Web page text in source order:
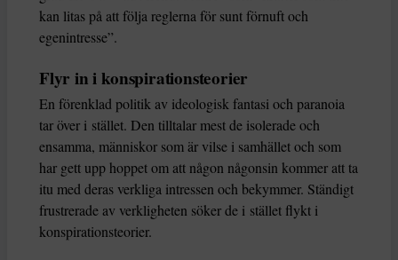
kan litas på att följa reglerna för sunt förnuft och
egenintresse”.
Flyr in i konspirationsteorier
En förenklad politik av ideologisk fantasi och paranoia
tar över i stället. Den tilltalar mest de isolerade och
ensamma, människor som är vilse i samhället och som
har gett upp hoppet om att någon någonsin kommer att ta
itu med deras verkliga intressen och bekymmer. Ständigt
frustrerade av verkligheten söker de i stället flykt i
konspirationsteorier.